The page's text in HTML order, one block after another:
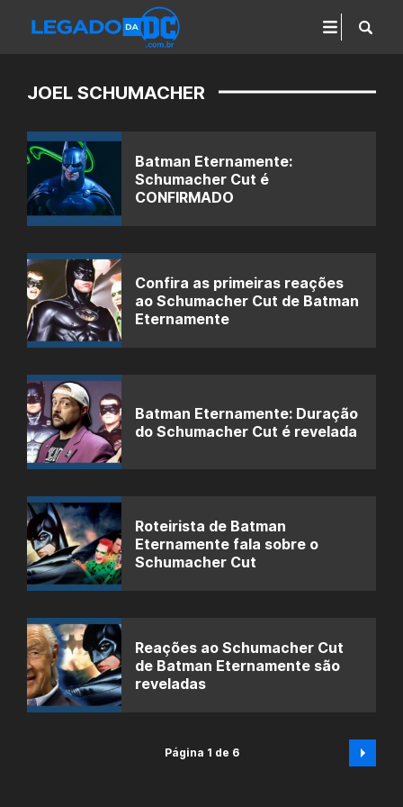
JOEL SCHUMACHER
Batman Eternamente:
Schumacher Cut é
CONFIRMADO
Confira as primeiras reações
ao Schumacher Cut de Batman
Eternamente
Batman Eternamente: Duração
do Schumacher Cut é revelada
Roteirista de Batman
Eternamente fala sobre o
Schumacher Cut
Reações ao Schumacher Cut
de Batman Eternamente são
reveladas
Página 1 de 6